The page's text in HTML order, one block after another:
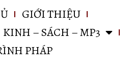
GIỚI THIỆU
KINH – SÁCH – MP3
PHÁP